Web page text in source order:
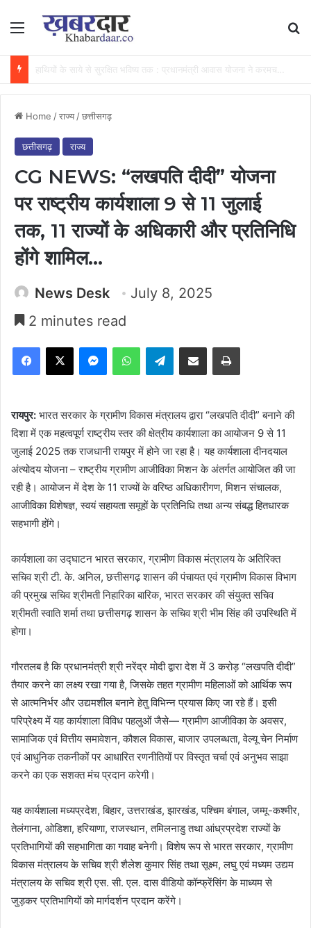
Menu
Home /राज्य /छत्तीसगढ़
छत्तीसगढ़ राज्य
CG NEWS: “लखपति दीदी” योजना
पर राष्ट्रीय कार्यशाला 9 से 11 जुलाई
तक, 11 राज्यों के अधिकारी और प्रतिनिधि
होंगे शामिल…
News Desk
July 8, 2025
2 minutes read
Facebook
X MessengerWhatsAppTelegramShare via Email Print
रायपुर: भारत सरकार के ग्रामीण विकास मंत्रालय द्वारा “लखपति दीदी” बनाने की
दिशा में एक महत्वपूर्ण राष्ट्रीय स्तर की क्षेत्रीय कार्यशाला का आयोजन 9 से 11
जुलाई 2025 तक राजधानी रायपुर में होने जा रहा है। यह कार्यशाला दीनदयाल
अंत्योदय योजना – राष्ट्रीय ग्रामीण आजीविका मिशन के अंतर्गत आयोजित की जा
रही है। आयोजन में देश के 11 राज्यों के वरिष्ठ अधिकारीगण, मिशन संचालक,
आजीविका विशेषज्ञ, स्वयं सहायता समूहों के प्रतिनिधि तथा अन्य संबद्ध हितधारक
सहभागी होंगे।
कार्यशाला का उद्घाटन भारत सरकार, ग्रामीण विकास मंत्रालय के अतिरिक्त
सचिव श्री टी. के. अनिल, छत्तीसगढ़ शासन की पंचायत एवं ग्रामीण विकास विभाग
की प्रमुख सचिव श्रीमती निहारिका बारिक, भारत सरकार की संयुक्त सचिव
श्रीमती स्वाति शर्मा तथा छत्तीसगढ़ शासन के सचिव श्री भीम सिंह की उपस्थिति में
होगा।
गौरतलब है कि प्रधानमंत्री श्री नरेंद्र मोदी द्वारा देश में 3 करोड़ “लखपति दीदी”
तैयार करने का लक्ष्य रखा गया है, जिसके तहत ग्रामीण महिलाओं को आर्थिक रूप
से आत्मनिर्भर और उद्यमशील बनाने हेतु विभिन्न प्रयास किए जा रहे हैं। इसी
परिप्रेक्ष्य में यह कार्यशाला विविध पहलुओं जैसे— ग्रामीण आजीविका के अवसर,
सामाजिक एवं वित्तीय समावेशन, कौशल विकास, बाजार उपलब्धता, वेल्यू चेन निर्माण
एवं आधुनिक तकनीकों पर आधारित रणनीतियों पर विस्तृत चर्चा एवं अनुभव साझा
करने का एक सशक्त मंच प्रदान करेगी।
यह कार्यशाला मध्यप्रदेश, बिहार, उत्तराखंड, झारखंड, पश्चिम बंगाल, जम्मू-कश्मीर,
तेलंगाना, ओडिशा, हरियाणा, राजस्थान, तमिलनाडु तथा आंध्रप्रदेश राज्यों के
प्रतिभागियों की सहभागिता का गवाह बनेगी। विशेष रूप से भारत सरकार, ग्रामीण
विकास मंत्रालय के सचिव श्री शैलेश कुमार सिंह तथा सूक्ष्म, लघु एवं मध्यम उद्यम
मंत्रालय के सचिव श्री एस. सी. एल. दास वीडियो कॉन्फ्रेंसिंग के माध्यम से
जुड़कर प्रतिभागियों को मार्गदर्शन प्रदान करेंगे।